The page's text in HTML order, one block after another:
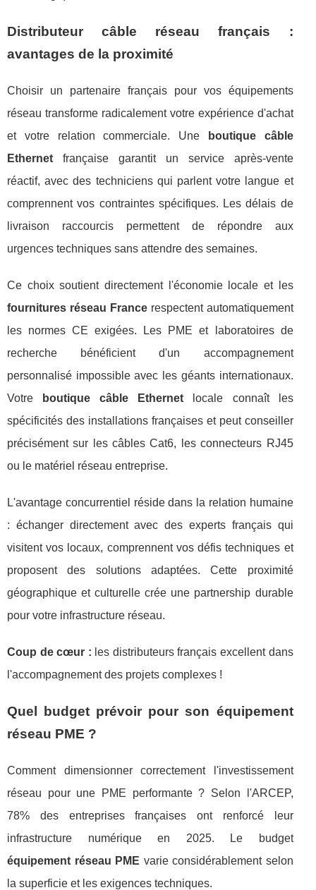
Distributeur câble réseau français :
avantages de la proximité
Choisir un partenaire français pour vos équipements
réseau transforme radicalement votre expérience d'achat
et votre relation commerciale. Une
boutique câble
Ethernet française garantit un service après-vente
réactif, avec des techniciens qui parlent votre langue et
comprennent vos contraintes spécifiques. Les délais de
livraison raccourcis permettent de répondre aux
urgences techniques sans attendre des semaines.
Ce choix soutient directement l'économie locale et les
fournitures réseau Francerespectent automatiquement
les normes CE exigées. Les PME et laboratoires de
recherche bénéficient d'un accompagnement
personnalisé impossible avec les géants internationaux.
Votre
boutique câble Ethernet locale connaît les
spécificités des installations françaises et peut conseiller
précisément sur les câbles Cat6, les connecteurs RJ45
ou le matériel réseau entreprise.
L'avantage concurrentiel réside dans la relation humaine
: échanger directement avec des experts français qui
visitent vos locaux, comprennent vos défis techniques et
proposent des solutions adaptées. Cette proximité
géographique et culturelle crée une partnership durable
pour votre infrastructure réseau.
Coup de cœur : les distributeurs français excellent dans
l'accompagnement des projets complexes !
Quel budget prévoir pour son équipement
réseau PME ?
Comment dimensionner correctement l'investissement
réseau pour une PME performante ? Selon l'ARCEP,
78% des entreprises françaises ont renforcé leur
infrastructure numérique en 2025. Le budget
équipement réseau PME varie considérablement selon
la superficie et les exigences techniques.